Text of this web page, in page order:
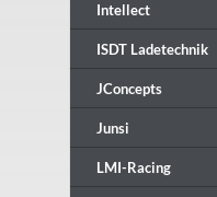
Intellect
ISDT Ladetechnik
JConcepts
Junsi
LMI-Racing